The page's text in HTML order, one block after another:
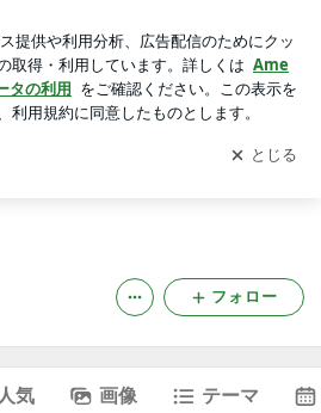
ブログの更新通知
を受け取りまし
開く
フォロー
人気 画像 テーマ